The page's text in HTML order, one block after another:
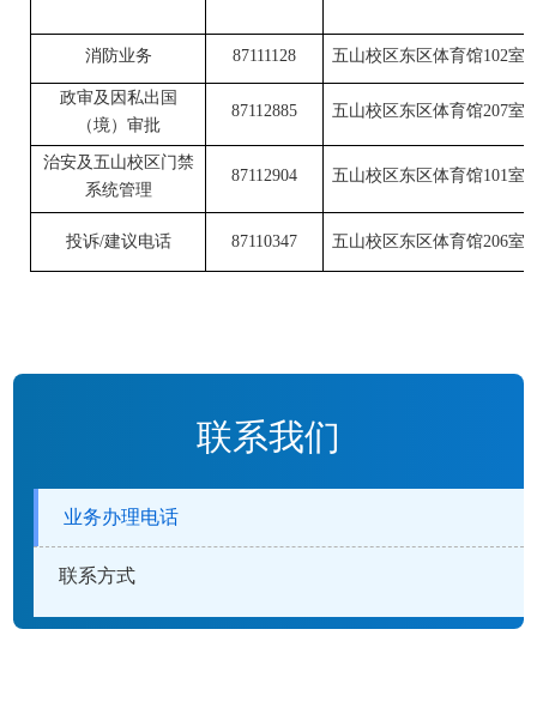
消防业务 87111128 五山校区东区体育馆102室
政审及因私出国
（境）审批
87112885 五山校区东区体育馆207室
治安及 五山校区门禁
系统管理
87112904 五山校区东区体育馆101室
投诉/建议电话 87110347 五山校区东区体育馆206室
联系我们
业务办理电话
联系方式